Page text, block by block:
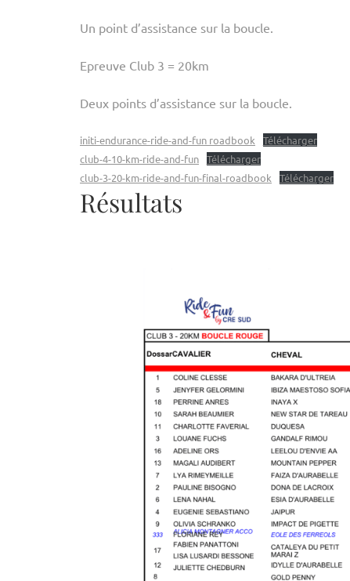
Un point d’assistance sur la boucle.
Epreuve Club 3 = 20km
Deux points d’assistance sur la boucle.
initi-endurance-ride-and-fun roadbook
Télécharger
club-4-10-km-ride-and-fun Télécharger
club-3-20-km-ride-and-fun-final-roadbook
Télécharger
Résultats